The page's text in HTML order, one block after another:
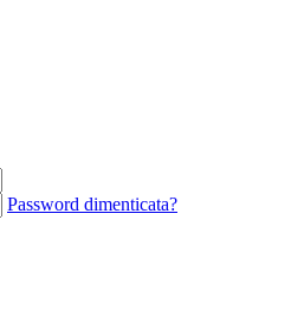
Password dimenticata?